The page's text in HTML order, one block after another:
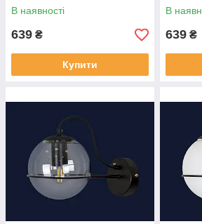
В наявності
639 ₴
Купити
В
639 ₴